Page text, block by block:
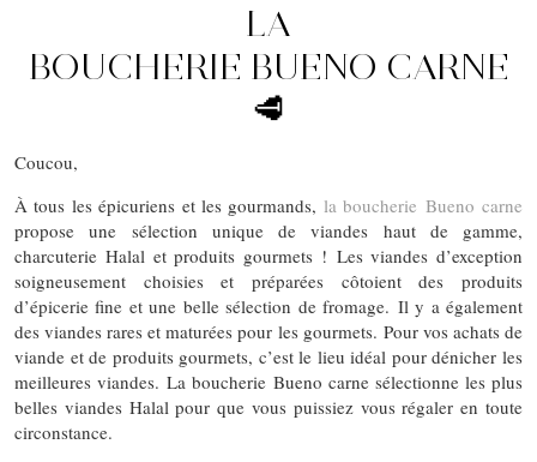
LA
BOUCHERIE BUENO CARNE
🥩
Coucou,
À tous les épicuriens et les gourmands, la boucherie Bueno carne
propose une sélection unique de viandes haut de gamme,
charcuterie Halal et produits gourmets ! Les viandes d’exception
soigneusement choisies et préparées côtoient des produits
d’épicerie fine et une belle sélection de fromage. Il y a également
des viandes rares et maturées pour les gourmets. Pour vos achats de
viande et de produits gourmets, c’est le lieu idéal pour dénicher les
meilleures viandes. La boucherie Bueno carne sélectionne les plus
belles viandes Halal pour que vous puissiez vous régaler en toute
circonstance.